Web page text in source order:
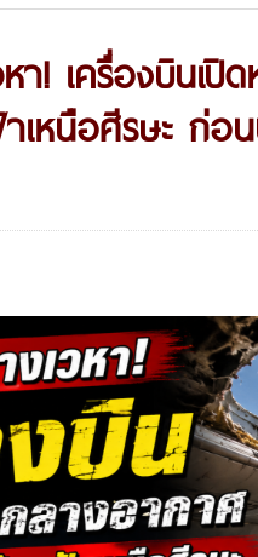
า! เครื่องบินเ
าเหนือศีรษะ ก่